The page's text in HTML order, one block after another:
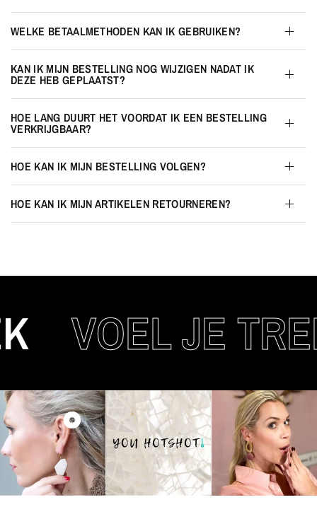
WELKE BETAALMETHODEN KAN IK GEBRUIKEN?
KAN IK MIJN BESTELLING NOG WIJZIGEN NADAT IK
DEZE HEB GEPLAATST?
HOE LANG DUURT HET VOORDAT IK EEN BESTELLING
VERKRIJGBAAR?
HOE KAN IK MIJN BESTELLING VOLGEN?
HOE KAN IK MIJN ARTIKELEN RETOURNEREN?
VOEL JE